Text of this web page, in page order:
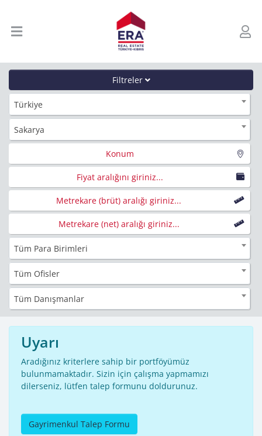
Filtreler
Türkiye
Sakarya
Konum
Fiyat aralığını giriniz...
Metrekare (brüt) aralığı giriniz...
Metrekare (net) aralığı giriniz...
Tüm Para Birimleri
Tüm Ofisler
Tüm Danışmanlar
Uyarı
Aradığınız kriterlere sahip bir portföyümüz
bulunmamaktadır. Sizin için çalışma yapmamızı
dilerseniz, lütfen talep formunu doldurunuz.
Gayrimenkul Talep Formu